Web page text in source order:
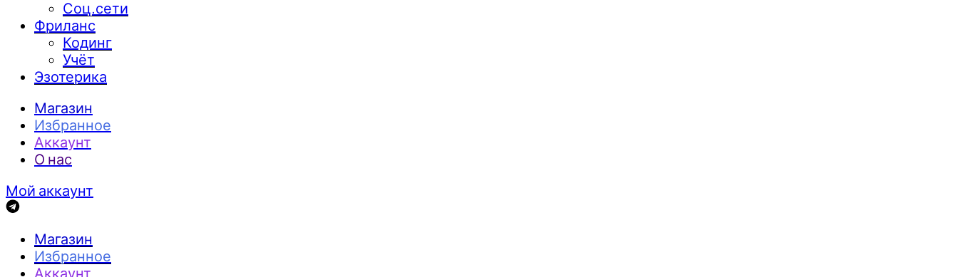
Соц.сети
Фриланс
Кодинг
Учёт
Эзотерика
Магазин
Избранное
Аккаунт
О нас
Мой аккаунт
Магазин
Избранное
Аккаунт